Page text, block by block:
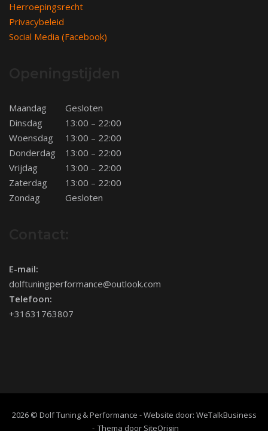
Herroepingsrecht
Privacybeleid
Social Media (Facebook)
Maandag
Gesloten
Dinsdag
13:00 – 22:00
Woensdag
13:00 – 22:00
Donderdag
13:00 – 22:00
Vrijdag
13:00 – 22:00
Zaterdag
13:00 – 22:00
Zondag
Gesloten
E-mail:
dolftuningperformance@outlook.com
Telefoon:
+31631763807
2026 © Dolf Tuning & Performance - Website door: WeTalkBusiness
Thema door SiteOrigin